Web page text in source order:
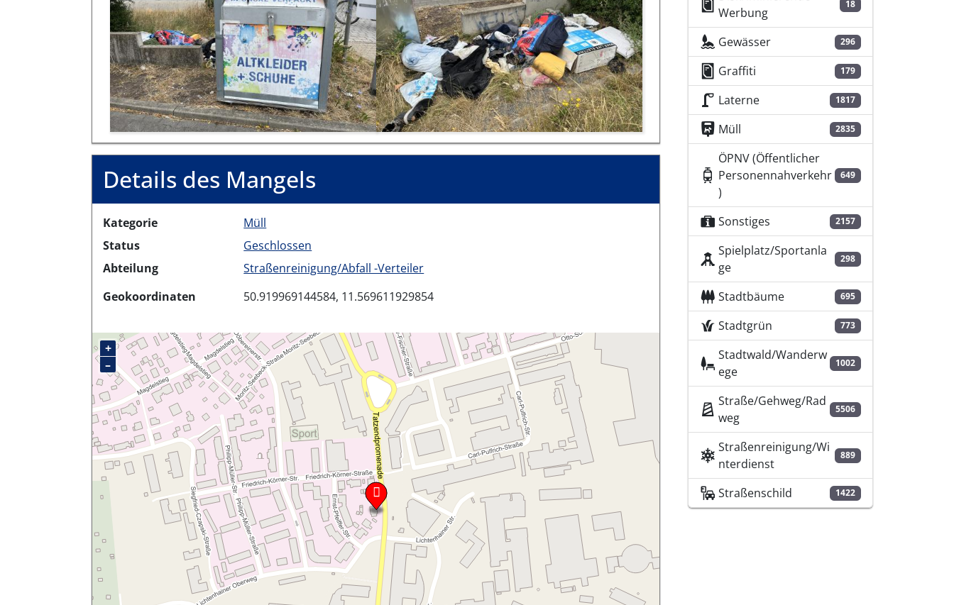
Details des Mangels
Kategorie
Müll
Status
Geschlossen
Abteilung
Straßenreinigung/Abfall -Verteiler
Geokoordinaten
50.919969144584, 11.569611929854
+
–
Werbung
18
Gewässer 296
Graffiti 179
Laterne 1817
Müll 2835
ÖPNV (Öffentlicher
Personennahverkehr
)
649
Sonstiges 2157
Spielplatz/Sportanla
ge
298
Stadtbäume 695
Stadtgrün 773
Stadtwald/Wanderw
ege
1002
Straße/Gehweg/Rad
weg
5506
Straßenreinigung/Wi
nterdienst
889
Straßenschild 1422